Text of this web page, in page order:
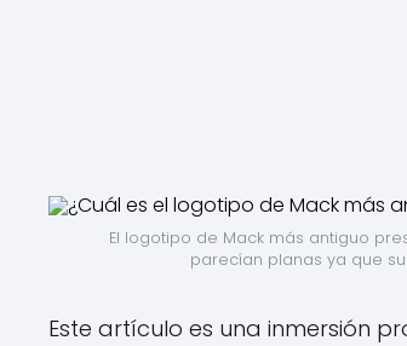
El logotipo de Mack más antiguo
parecían planas ya que
Este artículo es una inmersión